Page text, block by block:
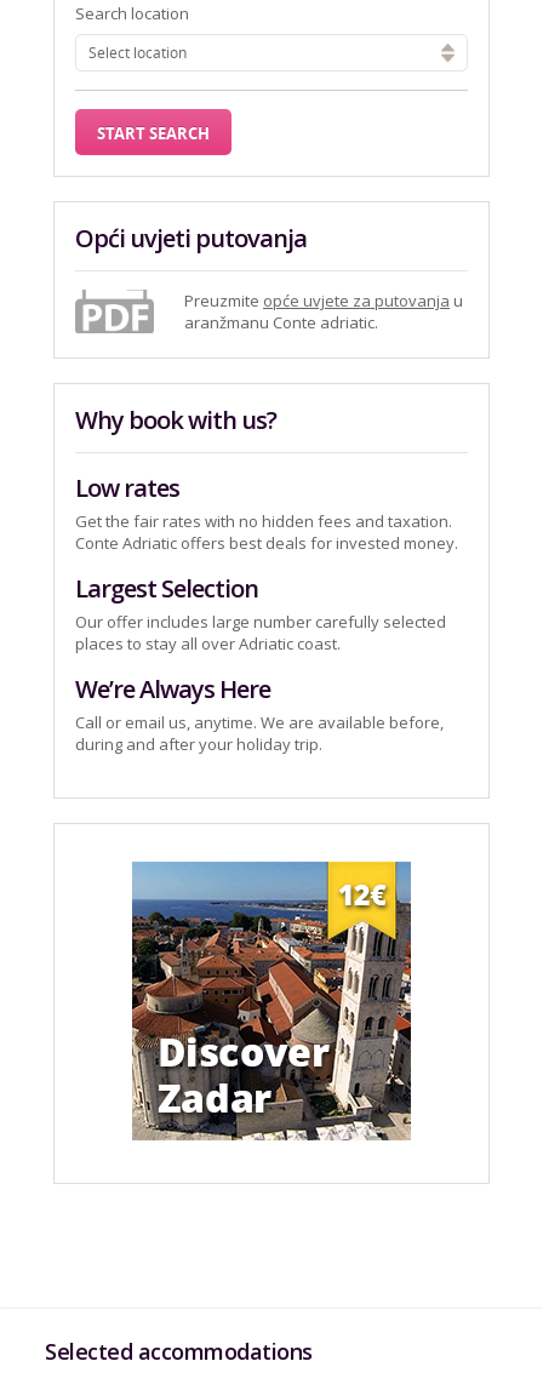
Search location
Select location
Opći uvjeti putovanja
Preuzmite opće uvjete za putovanja u
aranžmanu Conte adriatic.
Why book with us?
Low rates
Get the fair rates with no hidden fees and taxation.
Conte Adriatic offers best deals for invested money.
Largest Selection
Our offer includes large number carefully selected
places to stay all over Adriatic coast.
We’re Always Here
Call or email us, anytime. We are available before,
during and after your holiday trip.
Selected accommodations